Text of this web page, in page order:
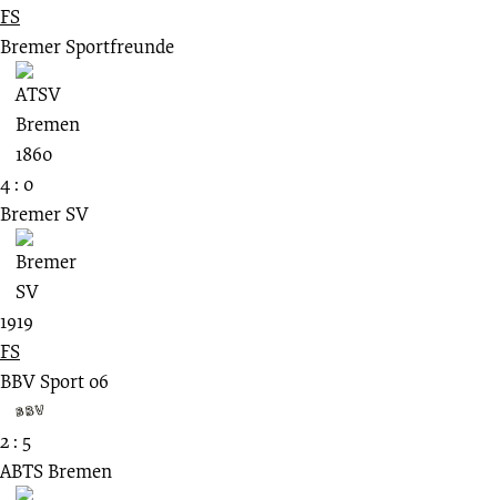
FS
Bremer Sportfreunde
4 : 0
Bremer SV
1919
FS
BBV Sport 06
2 : 5
ABTS Bremen